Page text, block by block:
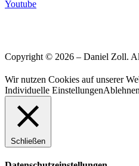
Youtube
Copyright © 2026 – Daniel Zoll.
Wir nutzen Cookies auf unserer
Individuelle EinstellungenAblehnen
Schließen